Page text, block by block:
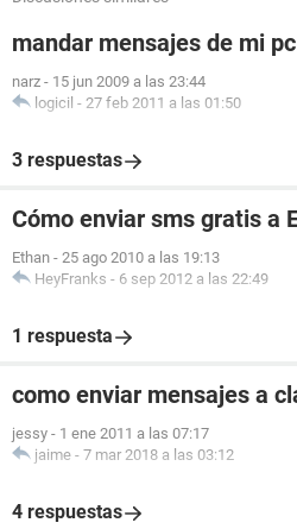
mandar mensajes de mi
narz - 15 jun 2009 a las 23:44
logicil - 27 feb 2011 a las 01:50
3 respuestas
Cómo enviar sms gratis a
Ethan - 25 ago 2010 a las 19:13
HeyFranks - 6 sep 2012 a las 22:49
1 respuesta
como enviar mensajes a
jessy - 1 ene 2011 a las 07:17
jaime - 7 mar 2018 a las 03:12
4 respuestas